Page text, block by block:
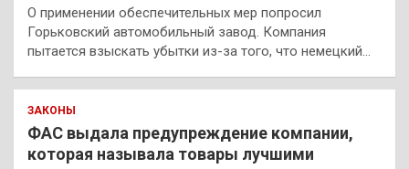
О применении обеспечительных мер попросил
Горьковский автомобильный завод. Компания
пытается взыскать убытки из-за того, что немецкий…
ЗАКОНЫ
ФАС выдала предупреждение компании,
которая называла товары лучшими